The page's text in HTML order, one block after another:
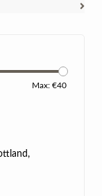
Max: €40